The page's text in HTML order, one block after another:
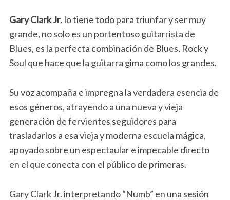
Gary Clark Jr. lo tiene todo para triunfar y ser muy
grande, no solo es un portentoso guitarrista de
Blues, es la perfecta combinación de Blues, Rock y
Soul que hace que la guitarra gima como los grandes.
Su voz acompaña e impregna la verdadera esencia de
esos géneros, atrayendo a una nueva y vieja
generación de fervientes seguidores para
trasladarlos a esa vieja y moderna escuela mágica,
apoyado sobre un espectaular e impecable directo
en el que conecta con el público de primeras.
Gary Clark Jr. interpretando “Numb” en una sesión